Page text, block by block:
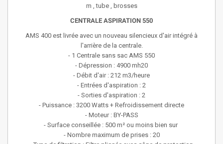
m , tube , brosses
CENTRALE ASPIRATION 550
AMS 400 est livrée avec un nouveau silencieux d'air intégré à
l'arrière de la centrale.
- 1 Centrale sans sac AMS 550
- Dépression : 4900 mh20
- Débit d'air : 212 m3/heure
- Entrées d'aspiration : 2
- Sorties d'aspiration : 2
- Puissance : 3200 Watts + Refroidissement directe
- Moteur : BY-PASS
- Surface conseillée : 500 m² ou moins bien sur
- Nombre maximum de prises : 20